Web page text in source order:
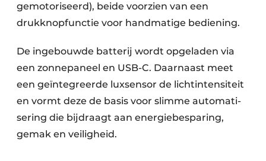
gemotoriseerd), beide voorzien van een
drukknopfunctie voor handmatige bediening.
De ingebouwde batterij wordt opgeladen via
een zonnepaneel en USB-C. Daarnaast meet
een geïntegreerde luxsensor de lichtintensiteit
en vormt deze de basis voor slimme automati­
sering die bijdraagt aan energiebesparing,
gemak en veiligheid.